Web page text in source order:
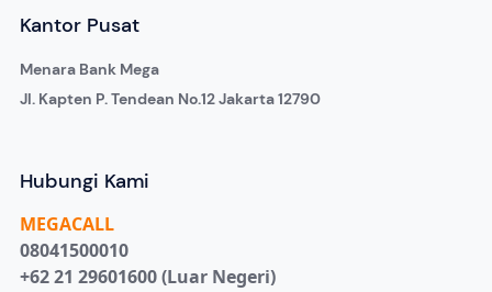
Kantor Pusat
Menara Bank Mega
Jl. Kapten P. Tendean No.12 Jakarta 12790
Hubungi Kami
MEGACALL
08041500010
+62 21 29601600 (Luar Negeri)